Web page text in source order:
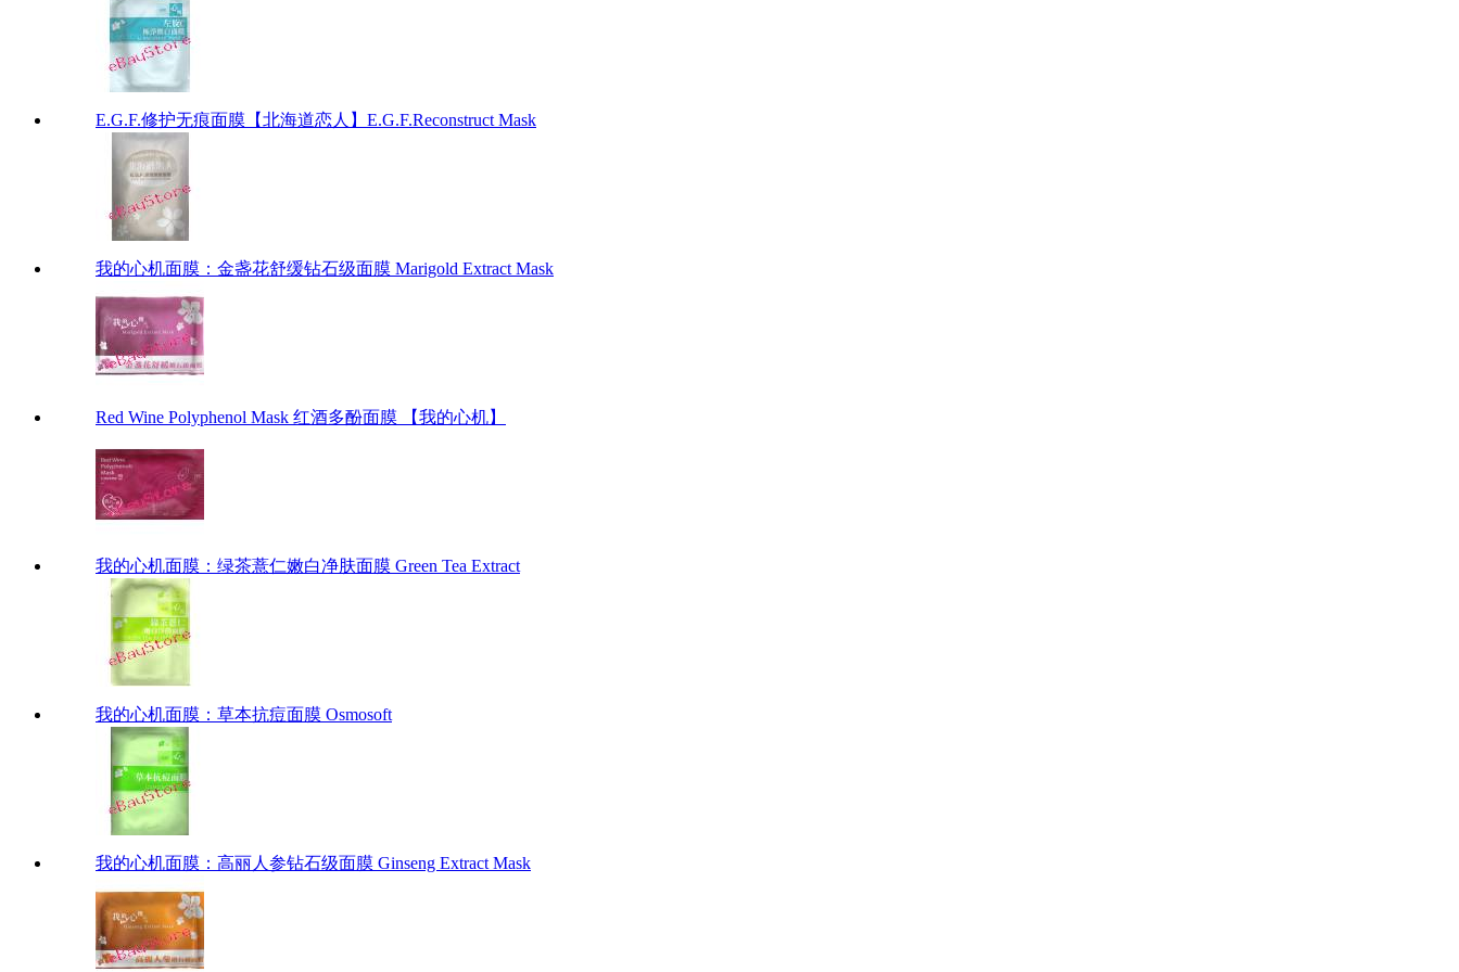
E.G.F.修护无痕面膜【北海道恋人】E.G.F.Reconstruct Mask
我的心机面膜：金盏花舒缓钻石级面膜 Marigold Extract Mask
Red Wine Polyphenol Mask 红酒多酚面膜 【我的心机】
我的心机面膜：绿茶薏仁嫩白净肤面膜 Green Tea Extract
我的心机面膜：草本抗痘面膜 Osmosoft
我的心机面膜：高丽人参钻石级面膜 Ginseng Extract Mask